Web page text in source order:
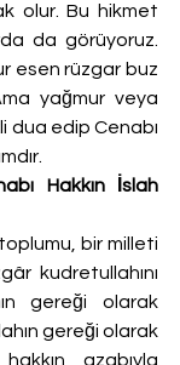
olur. Bu hikmet
da görüyoruz.
esen rüzgar buz
yağmur veya
dua edip Cenabı
bir milleti
kudretullahını
gereği olarak
gereği olarak
azabıyla